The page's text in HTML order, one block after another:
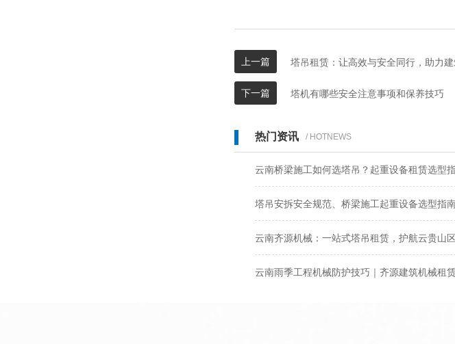
上一篇 塔吊租赁：让高效与安全同行，助力
下一篇 塔机有哪些安全注意事项和保养技巧
热门资讯 / HOTNEWS
云南桥梁施工如何选塔吊？起重设备租赁选型
塔吊安拆安全规范、桥梁施工起重设备选型指
云南齐源机械：一站式塔吊租赁，护航云贵山
云南雨季工程机械防护技巧｜齐源建筑机械租